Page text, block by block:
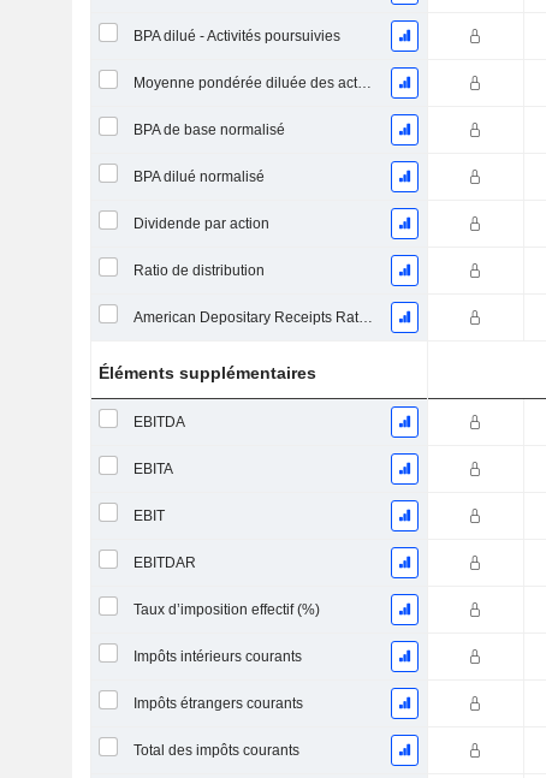
BPA dilué - Activités poursuivies
Moyenne pondérée diluée des actions en circulation
BPA de base normalisé
BPA dilué normalisé
Dividende par action
Ratio de distribution
American Depositary Receipts Ratio (ADR)
Éléments supplémentaires
EBITDA
EBITA
EBIT
EBITDAR
Taux d’imposition effectif (%)
Impôts intérieurs courants
Impôts étrangers courants
Total des impôts courants